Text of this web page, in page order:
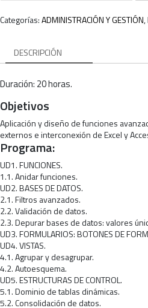
Categorías:ADMINISTRACIÓN Y GESTIÓN,
DESCRIPCIÓN
Duración: 20 horas.
Objetivos
Aplicación y diseño de funciones
externos e interconexión de Excel y
Programa:
UD1. FUNCIONES.
1.1. Anidar funciones.
UD2. BASES DE DATOS.
2.1. Filtros avanzados.
2.2. Validación de datos.
2.3. Depurar bases de datos: valores
UD3. FORMULARIOS: BOTONES DE
UD4. VISTAS.
4.1. Agrupar y desagrupar.
4.2. Autoesquema.
UD5. ESTRUCTURAS DE CONTROL.
5.1. Dominio de tablas dinámicas.
5.2. Consolidación de datos.